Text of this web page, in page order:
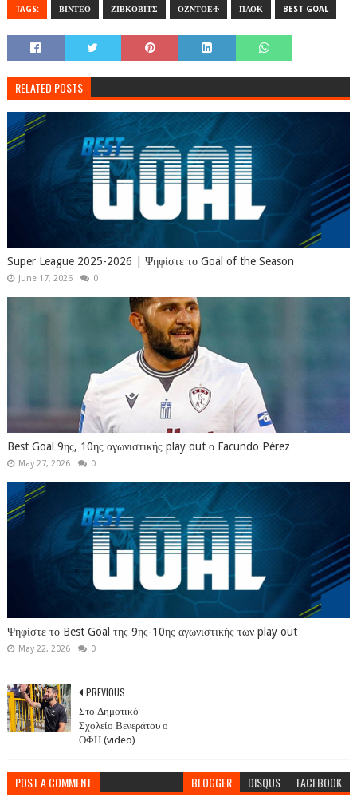
TAGS: ΒΙΝΤΕΟ ΖΙΒΚΟΒΙΤΣ ΟΖΝΤΟΕΦ ΠΑΟΚ BEST GOAL
RELATED POSTS
Super League 2025-2026 | Ψηφίστε το Goal of the Season
June 17, 2026 0
Best Goal 9ης, 10ης αγωνιστικής play out ο Facundo Pérez
May 27, 2026 0
Ψηφίστε το Best Goal της 9ης-10ης αγωνιστικής των play out
May 22, 2026 0
PREVIOUS
Στο Δημοτικό
Σχολείο Βενεράτου ο
ΟΦΗ (video)
POST A COMMENT BLOGGER DISQUS FACEBOOK